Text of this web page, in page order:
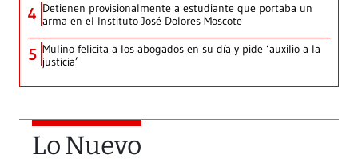
4 Detienen provisionalmente a estudiante que portaba un
arma en el Instituto José Dolores Moscote
5 Mulino felicita a los abogados en su día y pide ‘auxilio a la
justicia’
Lo Nuevo